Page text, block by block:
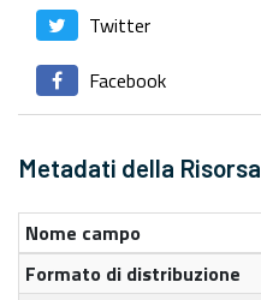
Twitter
Facebook
Metadati della Risorsa
Nome campo
Formato di distribuzione